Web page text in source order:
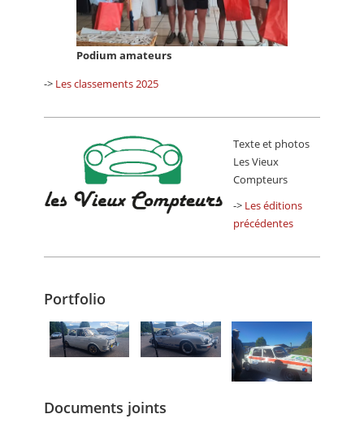
Podium amateurs
-> Les classements 2025
Texte et photos
Les Vieux
Compteurs
-> Les éditions
précédentes
Portfolio
Documents joints